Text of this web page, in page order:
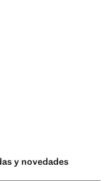
y novedades